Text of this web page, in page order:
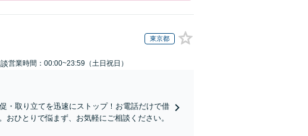
東京都
営業時間：00:00~23:59（土日祝日）
・取り立てを迅速にストップ！お電話だけで借
ひとりで悩まず、お気軽にご相談ください。